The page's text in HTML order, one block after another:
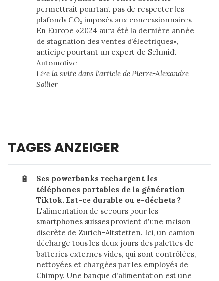
permettrait pourtant pas de respecter les
plafonds CO₂ imposés aux concessionnaires.
En Europe «2024 aura été la dernière année
de stagnation des ventes d’électriques»,
anticipe pourtant un expert de Schmidt
Automotive.
Lire la suite dans l'article de Pierre-Alexandre
Sallier
TAGES ANZEIGER
🔋
Ses powerbanks rechargent les
téléphones portables de la génération
Tiktok. Est-ce durable ou e-déchets ?
L'alimentation de secours pour les
smartphones suisses provient d'une maison
discrète de Zurich-Altstetten. Ici, un camion
décharge tous les deux jours des palettes de
batteries externes vides, qui sont contrôlées,
nettoyées et chargées par les employés de
Chimpy. Une banque d'alimentation est une